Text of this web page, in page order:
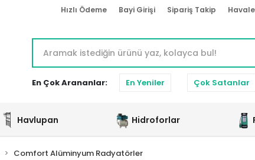
Hızlı Ödeme Bayi Girişi Sipariş Takip
En Çok Arananlar: En Yeniler Çok Satanlar
Havlupan Hidroforlar
Comfort Alüminyum Radyatörler